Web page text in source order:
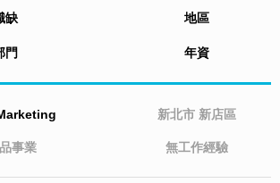
缺 地區
門 年資
新北市 新店區
事業 無工作經驗